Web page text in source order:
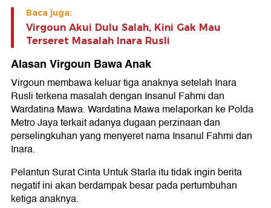
Baca juga:
Virgoun Akui Dulu Salah, Kini Gak Mau
Terseret Masalah Inara Rusli
Alasan Virgoun Bawa Anak
Virgoun membawa keluar tiga anaknya setelah Inara
Rusli terkena masalah dengan Insanul Fahmi dan
Wardatina Mawa. Wardatina Mawa melaporkan ke Polda
Metro Jaya terkait adanya dugaan perzinaan dan
perselingkuhan yang menyeret nama Insanul Fahmi dan
Inara.
Pelantun Surat Cinta Untuk Starla itu tidak ingin berita
negatif ini akan berdampak besar pada pertumbuhan
ketiga anaknya.